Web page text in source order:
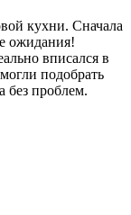
кухни. Сначала
ожидания!
вписался в
подобрать
без проблем.